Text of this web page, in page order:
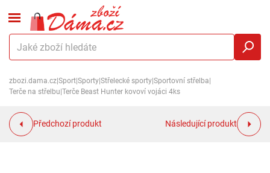
zbozi.dama.cz Sport Sporty Střelecké sporty Sportovní střelba
Terče na střelbu Terče Beast Hunter kovoví vojáci 4ks
Předchozí produkt Následující produkt